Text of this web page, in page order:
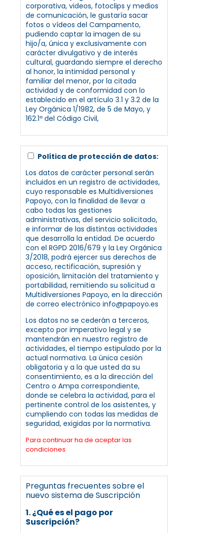
corporativa, videos, fotoclips y medios
de comunicación, le gustaría sacar
fotos o vídeos del Campamento,
pudiendo captar la imagen de su
hijo/a, única y exclusivamente con
carácter divulgativo y de interés
cultural, guardando siempre el derecho
al honor, la intimidad personal y
familiar del menor, por la citada
actividad y de conformidad con lo
establecido en el artículo 3.1 y 3.2 de la
Ley Orgánica 1/1982, de 5 de Mayo, y
162.1º del Código Civil,
Política de protección de datos:
Los datos de carácter personal serán
incluidos en un registro de actividades,
cuyo responsable es Multidiversiones
Papoyo, con la finalidad de llevar a
cabo todas las gestiones
administrativas, del servicio solicitado,
e informar de las distintas actividades
que desarrolla la entidad. De acuerdo
con el RGPD 2016/679 y la Ley Orgánica
3/2018, podrá ejercer sus derechos de
acceso, rectificación, supresión y
oposición, limitación del tratamiento y
portabilidad, remitiendo su solicitud a
Multidiversiones Papoyo, en la dirección
de correo electrónico info@papoyo.es
Los datos no se cederán a terceros,
excepto por imperativo legal y se
mantendrán en nuestro registro de
actividades, el tiempo estipulado por la
actual normativa. La única cesión
obligatoria y a la que usted da su
consentimiento, es a la dirección del
Centro o Ampa correspondiente,
donde se celebra la actividad, para el
pertinente control de los asistentes, y
cumpliendo con todas las medidas de
seguridad, exigidas por la normativa.
Para continuar ha de aceptar las
condiciones
Preguntas frecuentes sobre el
nuevo sistema de Suscripción
1. ¿Qué es el pago por
Suscripción?